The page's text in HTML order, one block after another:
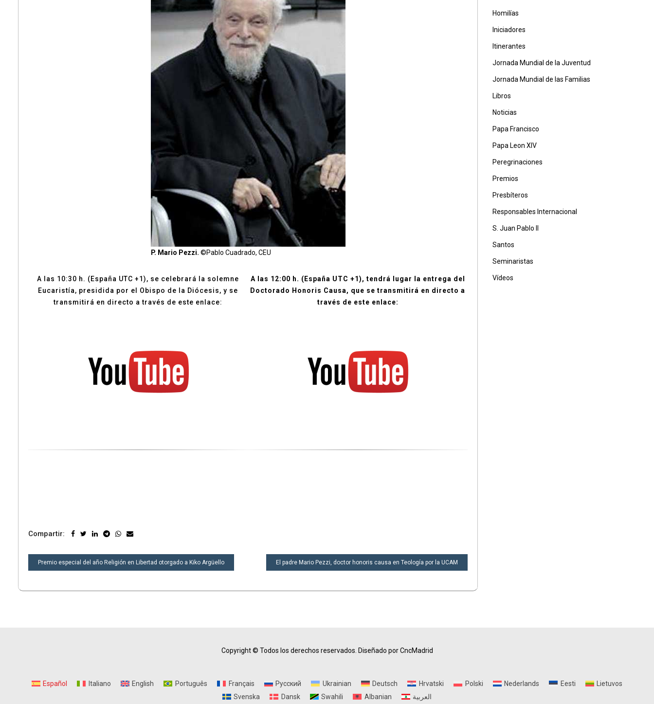
P. Mario Pezzi. ©Pablo Cuadrado, CEU
A las 10:30 h. (España UTC +1), se celebrará la solemne
Eucaristía, presidida por el Obispo de la Diócesis, y se
transmitirá en directo a través de este enlace:
A las 12:00 h. (España UTC +1), tendrá lugar la entrega del
Doctorado Honoris Causa, que se transmitirá en directo a
través de este enlace:
Compartir:
NAVEGACIÓN
DE
Premio especial del año Religión en Libertad otorgado a Kiko Argüello El padre Mario Pezzi, doctor honoris causa en Teología por la UCAM
Homilías
Iniciadores
Itinerantes
Jornada Mundial de la Juventud
Jornada Mundial de las Familias
Libros
Noticias
Papa Francisco
Papa Leon XIV
Peregrinaciones
Premios
Presbíteros
Responsables Internacional
S. Juan Pablo II
Santos
Seminaristas
Vídeos
Copyright © Todos los derechos reservados. Diseñado por CncMadrid
Español Italiano English Português Français Русский Ukrainian Deutsch Hrvatski Polski Nederlands Eesti
Lietuvos
Svenska
Dansk Swahili Albanian العربية